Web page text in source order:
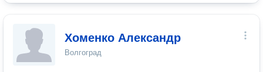
Хоменко Александр
Волгоград